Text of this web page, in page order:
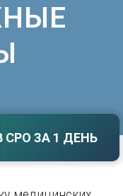
Смоленск
Сочи
Ставрополь
Т
Тольятти
ТомскЗА 1 ДЕНЬ